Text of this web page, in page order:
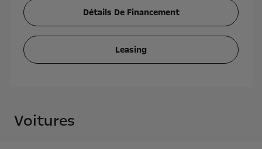
Détails De Financement
Leasing
Voitures